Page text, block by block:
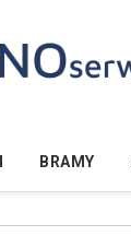
BRAMY